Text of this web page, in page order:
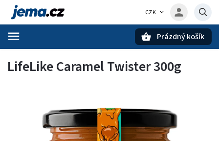
CZK
Prázdný košík
LifeLike Caramel Twister 300g